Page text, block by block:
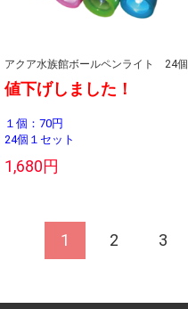
アクア水族館ボールペンライト 24個
値下げしました！
１個：70円
24個１セット
1,680円
1 2 3